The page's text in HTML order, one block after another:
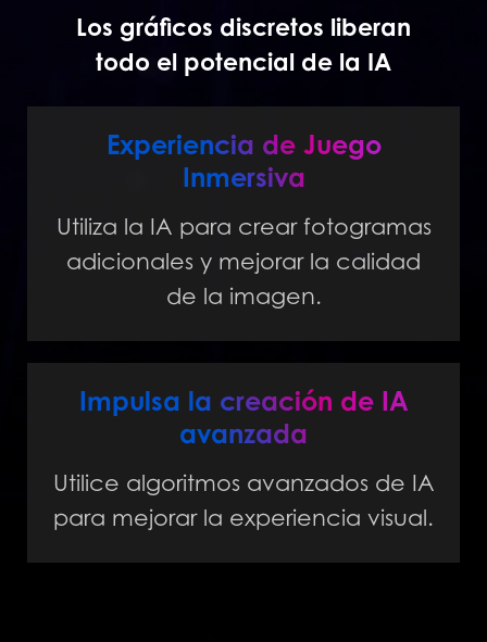
Los gráficos discretos liberan
todo el potencial de la IA
Experiencia de Juego
Inmersiva
Utiliza la IA para crear fotogramas
adicionales y mejorar la calidad
de la imagen.
Impulsa la creación de IA
avanzada
Utilice algoritmos avanzados de IA
para mejorar la experiencia visual.